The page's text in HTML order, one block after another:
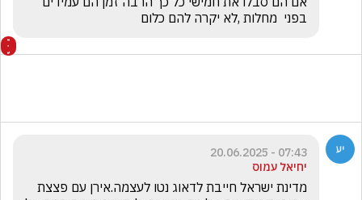
בפני  מחלות ,לא יקרה להם כלום
07:43 - 20.06.2025
יחיאל עמוס